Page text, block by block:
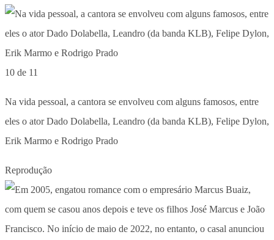
10 de 11
Na vida pessoal, a cantora se envolveu com alguns famosos, entre
eles o ator Dado Dolabella, Leandro (da banda KLB), Felipe Dylon,
Erik Marmo e Rodrigo Prado
Reprodução